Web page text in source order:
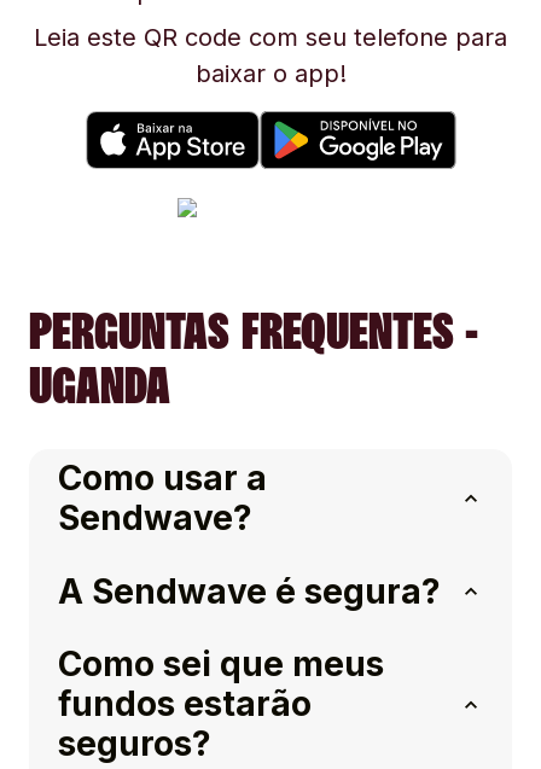
Leia este QR code com seu telefone para
baixar o app!
PERGUNTAS FREQUENTES -
UGANDA
Como usar a
Sendwave?
A Sendwave é segura?
Como sei que meus
fundos estarão
seguros?